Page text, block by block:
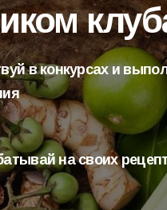
в конкурсах и
на своих